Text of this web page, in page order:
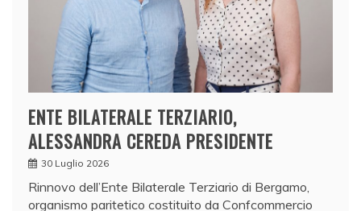
ENTE BILATERALE TERZIARIO,
ALESSANDRA CEREDA PRESIDENTE
30 Luglio 2026
Rinnovo dell’Ente Bilaterale Terziario di Bergamo,
organismo paritetico costituito da Confcommercio